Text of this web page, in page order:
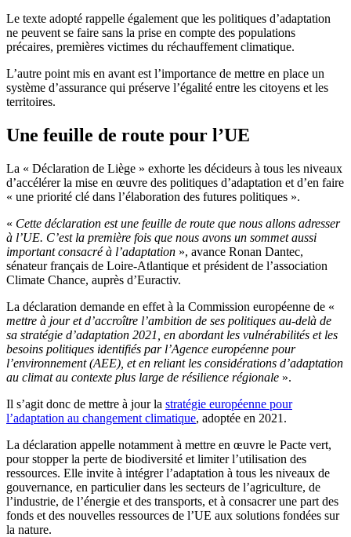
Le texte adopté rappelle également que les politiques d’adaptation
ne peuvent se faire sans la prise en compte des populations
précaires, premières victimes du réchauffement climatique.
L’autre point mis en avant est l’importance de mettre en place un
système d’assurance qui préserve l’égalité entre les citoyens et les
territoires.
Une feuille de route pour l’UE
La « Déclaration de Liège » exhorte les décideurs à tous les niveaux
d’accélérer la mise en œuvre des politiques d’adaptation et d’en faire
« une priorité clé dans l’élaboration des futures politiques ».
« Cette déclaration est une feuille de route que nous allons adresser
à l’UE. C’est la première fois que nous avons un sommet aussi
important consacré à l’adaptation », avance Ronan Dantec,
sénateur français de Loire-Atlantique et président de l’association
Climate Chance, auprès d’Euractiv.
La déclaration demande en effet à la Commission européenne de «
mettre à jour et d’accroître l’ambition de ses politiques au-delà de
sa stratégie d’adaptation 2021, en abordant les vulnérabilités et les
besoins politiques identifiés par l’Agence européenne pour
l’environnement (AEE), et en reliant les considérations d’adaptation
au climat au contexte plus large de résilience régionale ».
Il s’agit donc de mettre à jour la stratégie européenne pour
l’adaptation au changement climatique, adoptée en 2021.
La déclaration appelle notamment à mettre en œuvre le Pacte vert,
pour stopper la perte de biodiversité et limiter l’utilisation des
ressources. Elle invite à intégrer l’adaptation à tous les niveaux de
gouvernance, en particulier dans les secteurs de l’agriculture, de
l’industrie, de l’énergie et des transports, et à consacrer une part des
fonds et des nouvelles ressources de l’UE aux solutions fondées sur
la nature.